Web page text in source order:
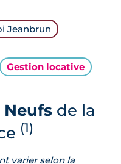
Jeanbrun
Gestion locative
Neufsde la
(1)
varier selon la